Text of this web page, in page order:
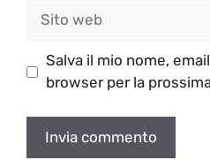
Salva il mio nome,
browser per la